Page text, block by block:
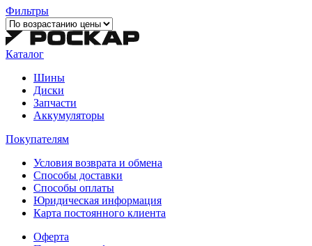
Фильтры
Каталог
Шины
Диски
Запчасти
Аккумуляторы
Покупателям
Условия возврата и обмена
Способы доставки
Способы оплаты
Юридическая информация
Карта постоянного клиента
Оферта